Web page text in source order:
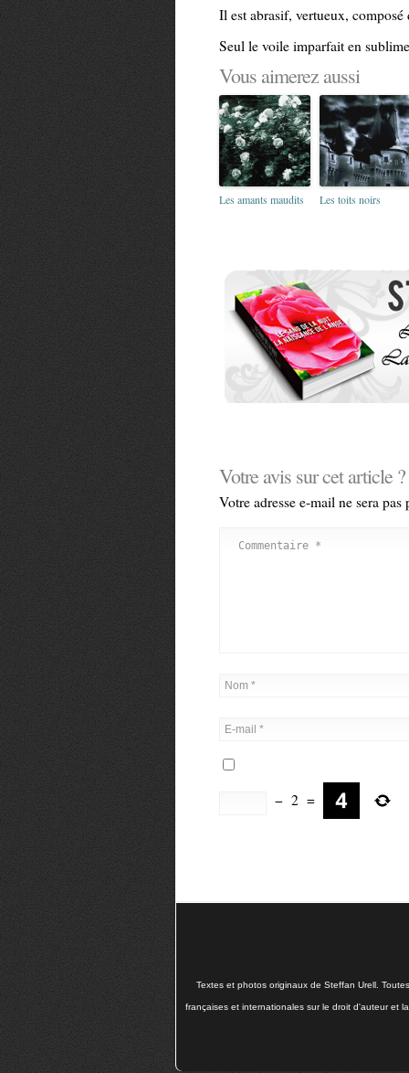
Il est abrasif, vertueux, composé
Seul le voile imparfait en
Vous aimerez aussi
Les amants maudits Les toits noirs
Votre avis sur cet article ?
Votre adresse e-mail ne sera pas
− 2 =
Textes et photos originaux de Steffan Urell.
françaises et internationales sur le droit d'auteur et